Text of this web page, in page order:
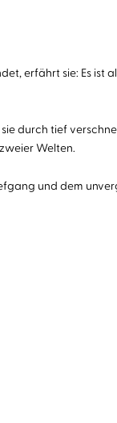
erfährt sie: Es ist
durch tief
Welten.
und dem